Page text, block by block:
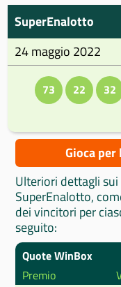
SuperEnalotto
24 maggio 2022
73 22 32
Gioca
Ulteriori dettagli
SuperEnalotto,
dei vincitori per
seguito:
Quote WinBox
Premio